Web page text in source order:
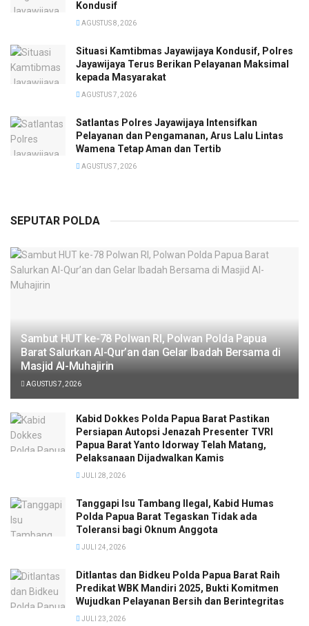
Kondusif
AGUSTUS 8, 2026
Situasi Kamtibmas Jayawijaya Kondusif, Polres
Jayawijaya Terus Berikan Pelayanan Maksimal
kepada Masyarakat
AGUSTUS 7, 2026
Satlantas Polres Jayawijaya Intensifkan
Pelayanan dan Pengamanan, Arus Lalu Lintas
Wamena Tetap Aman dan Tertib
AGUSTUS 7, 2026
SEPUTAR POLDA
Sambut HUT ke-78 Polwan RI, Polwan Polda Papua
Barat Salurkan Al-Qur’an dan Gelar Ibadah Bersama di
Masjid Al-Muhajirin
AGUSTUS 7, 2026
Kabid Dokkes Polda Papua Barat Pastikan
Persiapan Autopsi Jenazah Presenter TVRI
Papua Barat Yanto Idorway Telah Matang,
Pelaksanaan Dijadwalkan Kamis
JULI 28, 2026
Tanggapi Isu Tambang Ilegal, Kabid Humas
Polda Papua Barat Tegaskan Tidak ada
Toleransi bagi Oknum Anggota
JULI 24, 2026
Ditlantas dan Bidkeu Polda Papua Barat Raih
Predikat WBK Mandiri 2025, Bukti Komitmen
Wujudkan Pelayanan Bersih dan Berintegritas
JULI 23, 2026